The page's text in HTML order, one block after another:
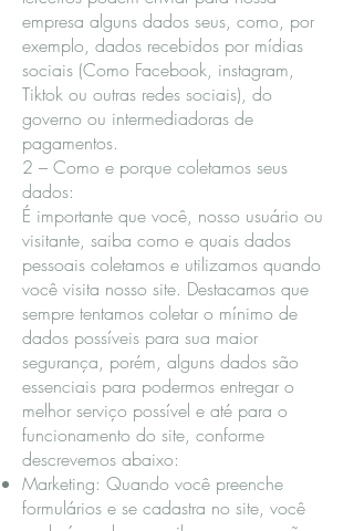
empresa alguns dados seus, como, por
exemplo, dados recebidos por mídias
sociais (Como Facebook, instagram,
Tiktok ou outras redes sociais), do
governo ou intermediadoras de
pagamentos.
2 – Como e porque coletamos seus
dados:
É importante que você, nosso usuário ou
visitante, saiba como e quais dados
pessoais coletamos e utilizamos quando
você visita nosso site. Destacamos que
sempre tentamos coletar o mínimo de
dados possíveis para sua maior
segurança, porém, alguns dados são
essenciais para podermos entregar o
melhor serviço possível e até para o
funcionamento do site, conforme
descrevemos abaixo:
Marketing: Quando você preenche
formulários e se cadastra no site, você